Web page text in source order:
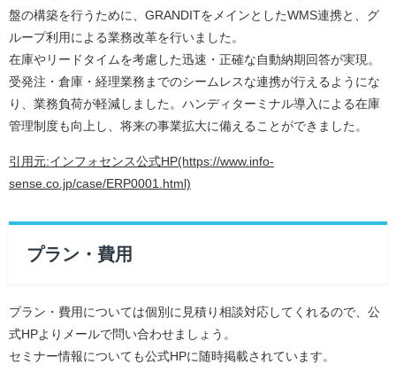
盤の構築を行うために、GRANDITをメインとしたWMS連携と、グ
ループ利用による業務改革を行いました。
在庫やリードタイムを考慮した迅速・正確な自動納期回答が実現。
受発注・倉庫・経理業務までのシームレスな連携が行えるようにな
り、業務負荷が軽減しました。ハンディターミナル導入による在庫
管理制度も向上し、将来の事業拡大に備えることができました。
引用元:インフォセンス公式HP(https://www.info-
sense.co.jp/case/ERP0001.html)
プラン・費用
プラン・費用については個別に見積り相談対応してくれるので、公
式HPよりメールで問い合わせましょう。
セミナー情報についても公式HPに随時掲載されています。